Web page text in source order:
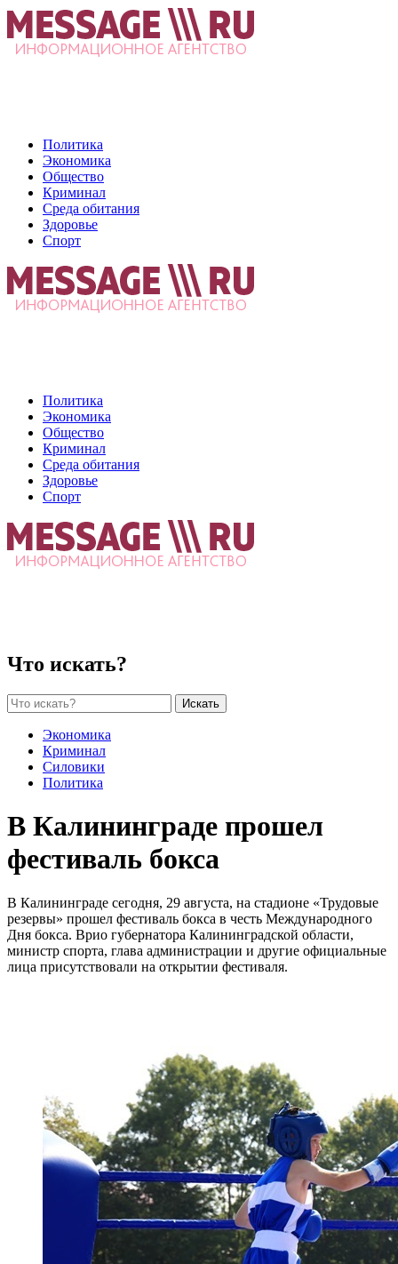
Политика
Экономика
Общество
Криминал
Среда обитания
Здоровье
Спорт
Политика
Экономика
Общество
Криминал
Среда обитания
Здоровье
Спорт
Что искать?
Искать
Экономика
Криминал
Силовики
Политика
В Калининграде прошел
фестиваль бокса
В Калининграде сегодня, 29 августа, на стадионе «Трудовые
резервы» прошел фестиваль бокса в честь Международного
Дня бокса. Врио губернатора Калининградской области,
министр спорта, глава администрации и другие официальные
лица присутствовали на открытии фестиваля.